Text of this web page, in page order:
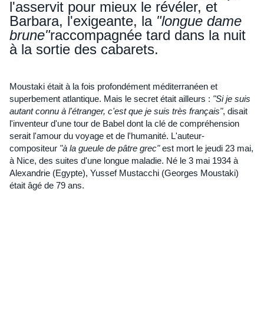
l'asservit pour mieux le révéler, et
Barbara, l'exigeante, la "longue dame
brune"raccompagnée tard dans la nuit
à la sortie des cabarets.
Moustaki était à la fois profondément méditerranéen et
superbement atlantique. Mais le secret était ailleurs : "Si je suis
autant connu à l'étranger, c'est que je suis très français", disait
l'inventeur d'une tour de Babel dont la clé de compréhension
serait l'amour du voyage et de l'humanité. L'auteur-
compositeur "à la gueule de pâtre grec"est mort le jeudi 23 mai,
à Nice, des suites d'une longue maladie. Né le 3 mai 1934 à
Alexandrie (Egypte), Yussef Mustacchi (Georges Moustaki)
était âgé de 79 ans.